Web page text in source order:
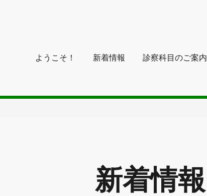
ようこそ！ 新着情報 診察科目のご案内
新着情報